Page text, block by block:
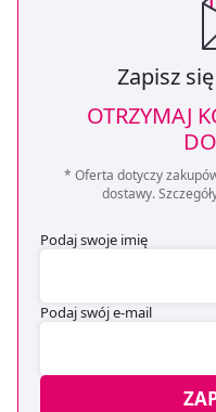
Zapisz
OTRZYMAJ
* Oferta dotyczy
dostawy.
Podaj swoje imię
Podaj swój e-mail